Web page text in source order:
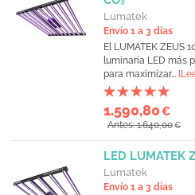
Lumatek
Envío 1 a 3 días
El LUMATEK ZEUS
luminaria LED más
para maximizar...
1.590,80€
Antes: 1.640,00€
LED LUMATEK
Lumatek
Envío 1 a 3 días